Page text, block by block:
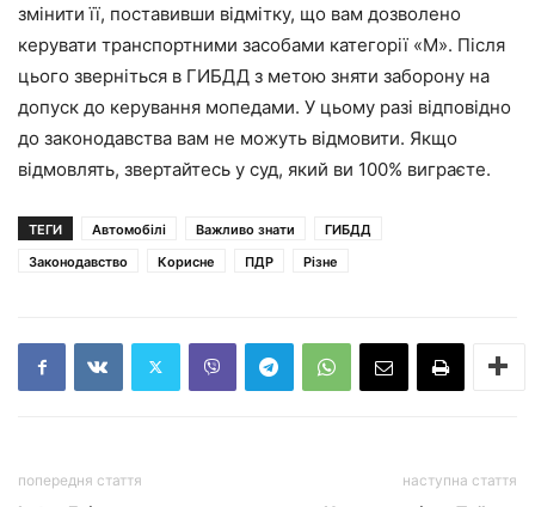
змінити її, поставивши відмітку, що вам дозволено
керувати транспортними засобами категорії «М». Після
цього зверніться в ГИБДД з метою зняти заборону на
допуск до керування мопедами. У цьому разі відповідно
до законодавства вам не можуть відмовити. Якщо
відмовлять, звертайтесь у суд, який ви 100% виграєте.
ТЕГИ Автомобілі Важливо знати
ГИБДД
Законодавство
Корисне ПДР Різне
попередня стаття наступна стаття